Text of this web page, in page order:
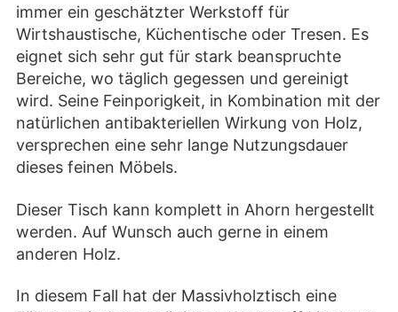
immer ein geschätzter Werkstoff für
Wirtshaustische, Küchentische oder Tresen. Es
eignet sich sehr gut für stark beanspruchte
Bereiche, wo täglich gegessen und gereinigt
wird. Seine Feinporigkeit, in Kombination mit der
natürlichen antibakteriellen Wirkung von Holz,
versprechen eine sehr lange Nutzungsdauer
dieses feinen Möbels.
Dieser Tisch kann komplett in Ahorn hergestellt
werden. Auf Wunsch auch gerne in einem
anderen Holz.
In diesem Fall hat der Massivholztisch eine